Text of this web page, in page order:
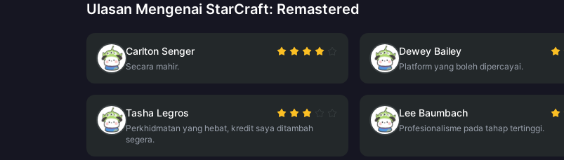
Ulasan Mengenai StarCraft: Remastered
Carlton Senger
Secara mahir.
Dewey Bailey
Platform yang boleh dipercayai.
Tasha Legros
Perkhidmatan yang hebat, kredit saya ditambah
segera.
Lee Baumbach
Profesionalisme pada tahap tertinggi.